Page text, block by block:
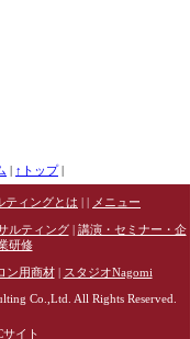
↑トップ|
ティングとは メニュー
ルティング| 講演・セミナー・企
研修
ン用商材| スタジオNagomi
Co.,Ltd. All Rights Reserved.
サイト